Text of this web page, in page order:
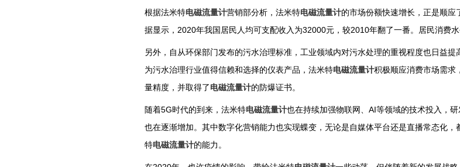
根据法米特电磁流量计营销部分析，法米特电磁流量计的市场份额快速增长，正是顺应
据显示，2020年我国居民人均可支配收入为32000元，较2010年翻了一番。居民消费
另外，自从环保部门发布的污水治理标准，工业领域内对污水处理的重视程度也日益提
为污水治理行业值得信赖和选择的仪表产品，法米特电磁流量计积极顺应消费市场需求
量精度，并取得了电磁流量计的防爆证书。
随着5G时代的到来，法米特电磁流量计也在持续加强物联网、AI等领域的技术投入，
也在逐渐增加。其中数字化营销能力也实现蝶变，无论是自媒体平台还是直播常态化
特电磁流量计的能力。